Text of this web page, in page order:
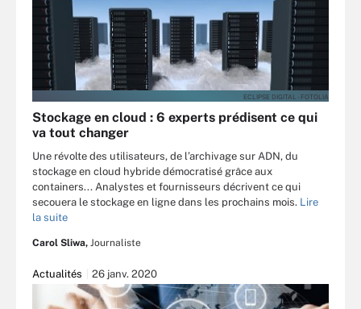
ECLIPSE DIGITAL - FOTOLIA
Stockage en cloud : 6 experts prédisent ce qui
va tout changer
Une révolte des utilisateurs, de l’archivage sur ADN, du
stockage en cloud hybride démocratisé grâce aux
containers... Analystes et fournisseurs décrivent ce qui
secouera le stockage en ligne dans les prochains mois. Lire
la suite
Carol Sliwa, Journaliste
Actualités 26 janv. 2020